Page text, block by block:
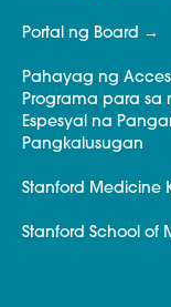
Portal ng Board
Pahayag ng
Programa para
Espesyal na
Pangkalusugan
Stanford Medicine
Stanford School of